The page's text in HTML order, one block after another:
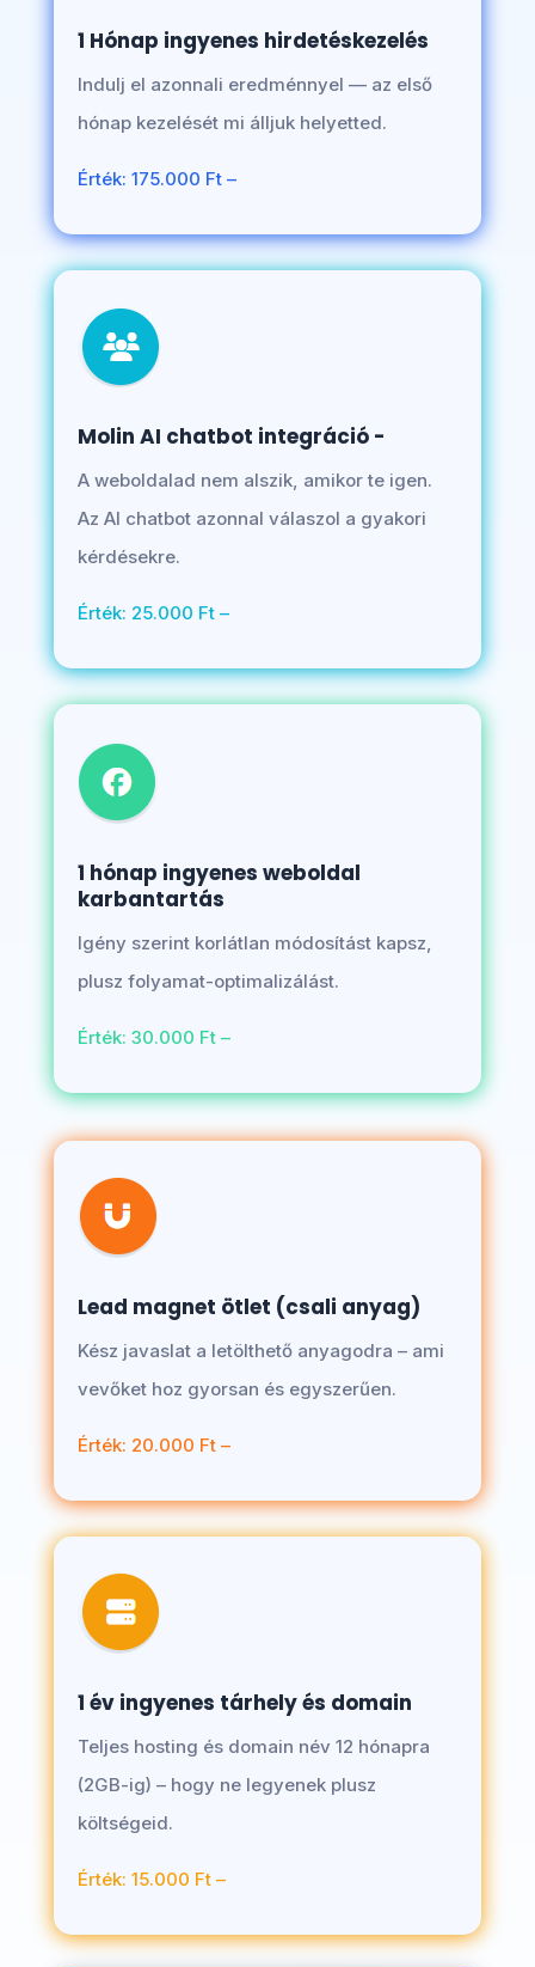
1 Hónap ingyenes hirdetéskezelés
Indulj el azonnali eredménnyel — az első
hónap kezelését mi álljuk helyetted.
Érték: 175.000 Ft –
Molin AI chatbot integráció -
A weboldalad nem alszik, amikor te igen.
Az AI chatbot azonnal válaszol a gyakori
kérdésekre.
Érték: 25.000 Ft –
1 hónap ingyenes weboldal
karbantartás
Igény szerint korlátlan módosítást kapsz,
plusz folyamat-optimalizálást.
Érték: 30.000 Ft –
Lead magnet ötlet (csali anyag)
Kész javaslat a letölthető anyagodra – ami
vevőket hoz gyorsan és egyszerűen.
Érték: 20.000 Ft –
1 év ingyenes tárhely és domain
Teljes hosting és domain név 12 hónapra
(2GB-ig) – hogy ne legyenek plusz
költségeid.
Érték: 15.000 Ft –